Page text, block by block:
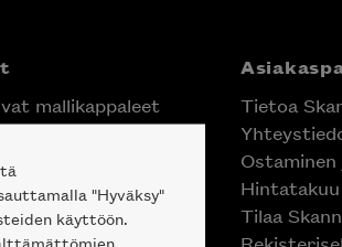
mallikappaleet
Tietoa
Hintatakuu
Tilaa
"Hyväksy"
käyttöön.